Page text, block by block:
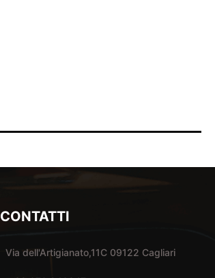
CONTATTI
Via dell'Artigianato,11C 09122 Cagliari